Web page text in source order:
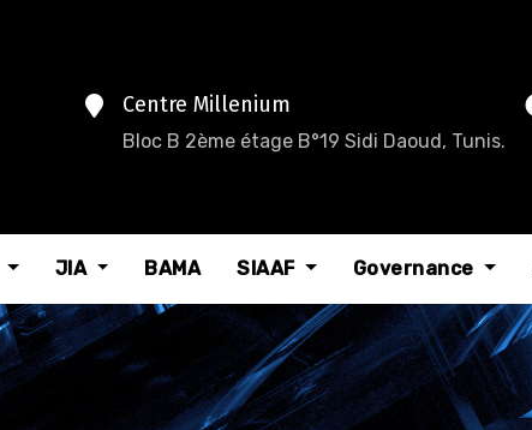
Centre Millenium
Bloc B 2ème étage B°19 Sidi Daoud, Tunis.
JIA BAMA SIAAF Governance